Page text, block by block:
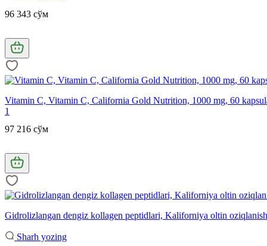
96 343 сўм
Vitamin C, Vitamin C, California Gold Nutrition, 1000 mg, 60
1
97 216 сўм
Gidrolizlangan dengiz kollagen peptidlari, Kaliforniya oltin
Sharh yozing